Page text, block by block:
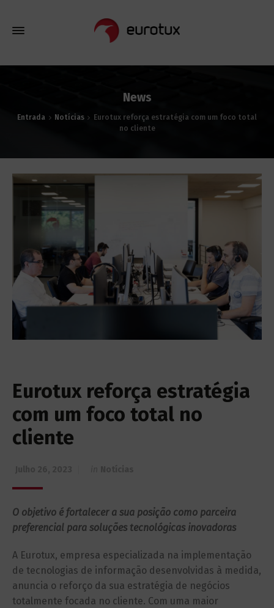
News
Entrada Notícias
Eurotux reforça estratégia com um foco total
no cliente
Eurotux reforça estratégia
com um foco total no
cliente
O objetivo é fortalecer a sua posição como parceira
preferencial para soluções tecnológicas inovadoras
A Eurotux, empresa especializada na implementação
de tecnologias de informação desenvolvidas à medida,
anuncia o reforço da sua estratégia de negócios
totalmente focada no cliente. Com uma maior